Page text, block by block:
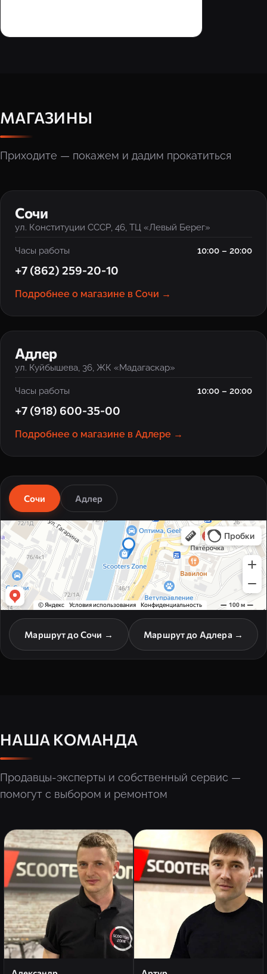
МАГАЗИНЫ
Приходите — покажем и дадим прокатиться
‹ ›
Сочи
ул. Конституции СССР, 46, ТЦ «Левый Берег»
Часы работы 10:00 – 20:00
+7 (862) 259-20-10
Подробнее о магазине в Сочи →
‹ ›
Адлер
ул. Куйбышева, 36, ЖК «Мадагаскар»
Часы работы 10:00 – 20:00
+7 (918) 600-35-00
Подробнее о магазине в Адлере →
Сочи Адлер
Маршрут до Сочи → Маршрут до Адлера →
НАША КОМАНДА
Продавцы-эксперты и собственный сервис —
помогут с выбором и ремонтом